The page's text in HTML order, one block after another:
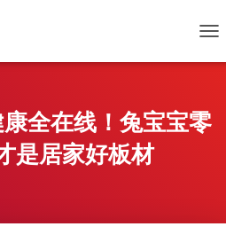
换
全在线！兔宝宝零
是居家好板材